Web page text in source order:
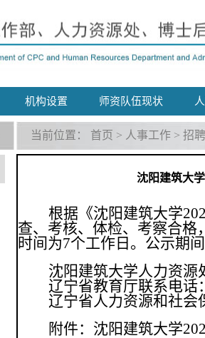
机构设置 师资队伍现状
当前位置： 首页 > 人事工作 > 招
沈阳建筑大
根据《沈阳建筑大学
查、考核、体检、考察合格
时间为7个工作日。公示期
沈阳建筑大学人力资源
辽宁省教育厅联系电话：
辽宁省人力资源和社会
附件：沈阳建筑大学